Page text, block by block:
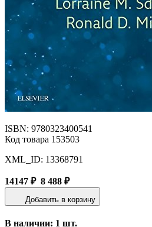
ISBN: 9780323400541
Код товара 153503
XML_ID: 13368791
14147 ₽ 8 488 ₽
Добавить в корзину
В наличии: 1 шт.